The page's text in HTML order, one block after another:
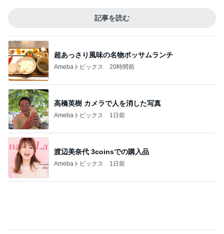
記事を読む
超あっさり風味の名物ポッサムランチ
Amebaトピックス 20時間前
高橋英樹 カメラで人を消した写真
Amebaトピックス 1日前
渡辺美奈代 3coinsでの購入品
Amebaトピックス 1日前